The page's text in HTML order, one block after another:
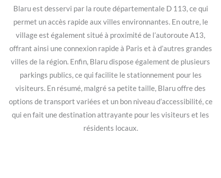
Blaru est desservi par la route départementale D 113, ce qui
permet un accès rapide aux villes environnantes. En outre, le
village est également situé à proximité de l’autoroute A13,
offrant ainsi une connexion rapide à Paris et à d’autres grandes
villes de la région. Enfin, Blaru dispose également de plusieurs
parkings publics, ce qui facilite le stationnement pour les
visiteurs. En résumé, malgré sa petite taille, Blaru offre des
options de transport variées et un bon niveau d’accessibilité, ce
qui en fait une destination attrayante pour les visiteurs et les
résidents locaux.